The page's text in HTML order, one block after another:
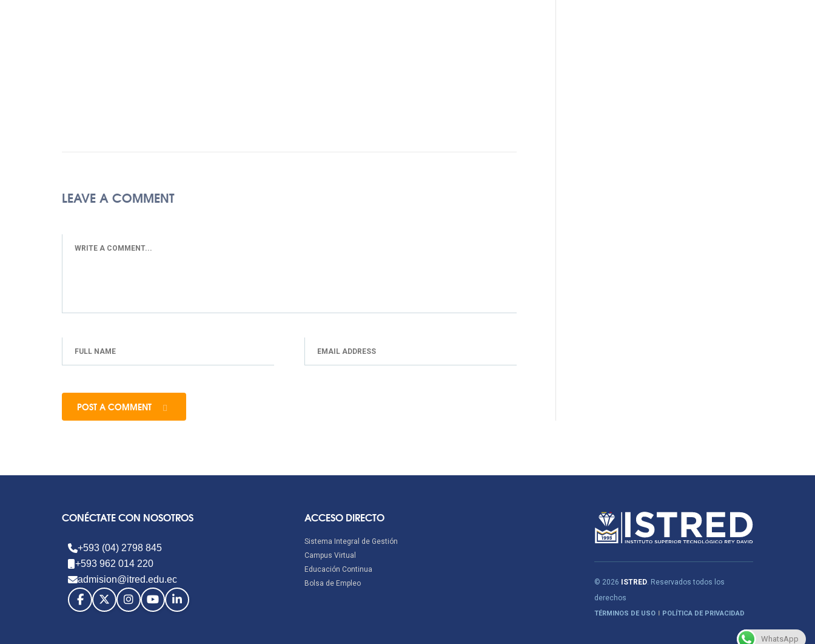
LEAVE A COMMENT
POST A COMMENT
CONÉCTATE CON NOSOTROS
+593 (04) 2798 845
+593 962 014 220
admision@itred.edu.ec
ACCESO DIRECTO
Sistema Integral de Gestión
Campus Virtual
Educación Continua
Bolsa de Empleo
© 2026 ISTRED. Reservados todos los
derechos
TÉRMINOS DE USO POLÍTICA DE PRIVACIDAD
WhatsApp